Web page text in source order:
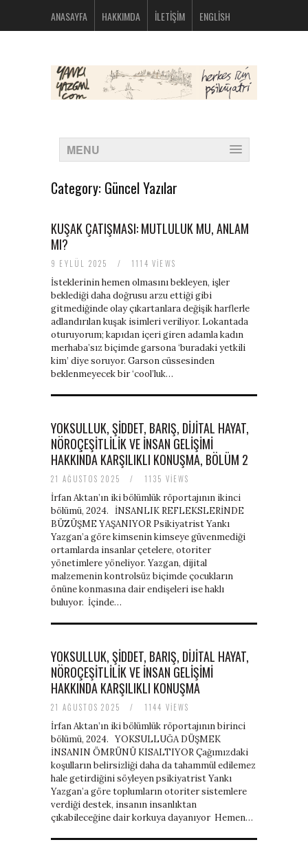
kors
ANASAYFA HAKKIMDA İLETIŞIM ENGLISH
MENU
Category: Güncel Yazılar
KUŞAK ÇATIŞMASI: MUTLULUK MU, ANLAM
MI?
9 EYLÜL 2025 / 1114 VIEWS
İsteklerinin hemen olmasını bekleyen, işler
beklediği daha doğrusu arzu ettiği gibi
gitmediğinde olay çıkartanlara değişik harflerle
adlandırılan kuşak isimleri veriliyor. Lokantada
oturuyorum; kapıdan içeri giren adamla kadın
merhaba’sız biçimde garsona ‘buradaki yetkili
kim’ diye soruyor. Garson cüssesinden
beklenmeyecek bir ‘cool’luk…
YOKSULLUK, ŞIDDET, BARIŞ, DIJITAL HAYAT,
NÖROÇEŞITLILIK VE INSAN GELIŞIMI
HAKKINDA KARŞILIKLI KONUŞMA, BÖLÜM 2
21 AĞUSTOS 2025 / 1135 VIEWS
İrfan Aktan’ın iki bölümlük röportajının ikinci
bölümü, 2024. İNSANLIK REFLEKSLERİNDE
BÜZÜŞME YAŞANIYOR Psikiyatrist Yankı
Yazgan’a göre kimsenin kimseye güvenmediği
ortamlarda insanlar çetelere, otoriter
yönetimlere yöneliyor. Yazgan, dijital
malzemenin kontrolsüz biçimde çocukların
önüne konmasına dair endişeleri ise haklı
buluyor. İçinde…
YOKSULLUK, ŞIDDET, BARIŞ, DIJITAL HAYAT,
NÖROÇEŞITLILIK VE INSAN GELIŞIMI
HAKKINDA KARŞILIKLI KONUŞMA
21 AĞUSTOS 2025 / 1144 VIEWS
İrfan Aktan’ın iki bölümlük röportajının birinci
bölümü, 2024. YOKSULLUĞA DÜŞMEK
İNSANIN ÖMRÜNÜ KISALTIYOR Çağımızdaki
koşulların belirsizliği daha da tahammül edilemez
hale getirdiğini söyleyen psikiyatrist Yankı
Yazgan’a göre toplumların otoriter sistemlere
verdiği destek, insanın insanlıktan
çıkabileceğine dair korkuya dayanıyor Hemen…